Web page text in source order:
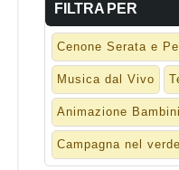
FILTRA PER
Cenone Serata e
Musica dal Vivo
Animazione Bambini
Campagna nel verde